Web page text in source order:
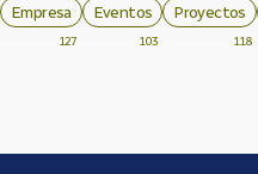
Empresa
127
Eventos
103
Proyectos
118